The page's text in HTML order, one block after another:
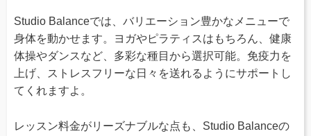
Studio Balanceでは、バリエーション豊かなメニューで
身体を動かせます。ヨガやピラティスはもちろん、健康
体操や​ダンスなど、多彩な種目から選択可能。免疫力を
上げ、ストレスフリーな日々を送れるようにサポートし
てくれますよ。
レッスン料金がリーズナブルな点も、Studio Balanceの